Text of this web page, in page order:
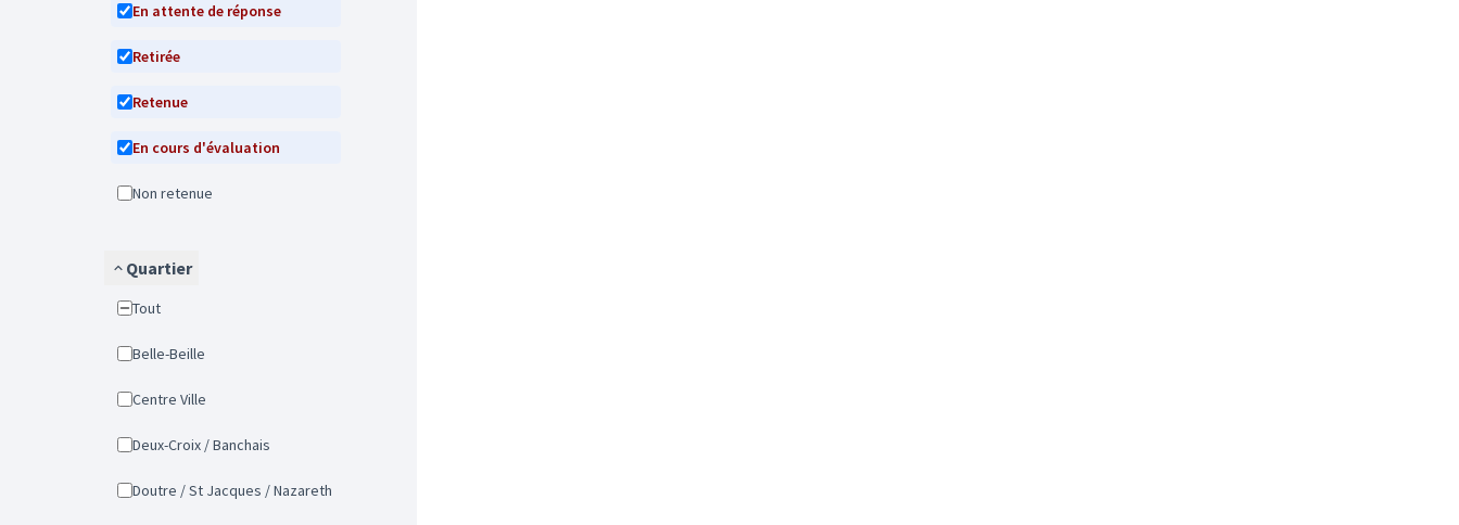
En attente de réponse
Retirée
Retenue
En cours d'évaluation
Non retenue
Quartier
Tout
Belle-Beille
Centre Ville
Deux-Croix / Banchais
Doutre / St Jacques / Nazareth